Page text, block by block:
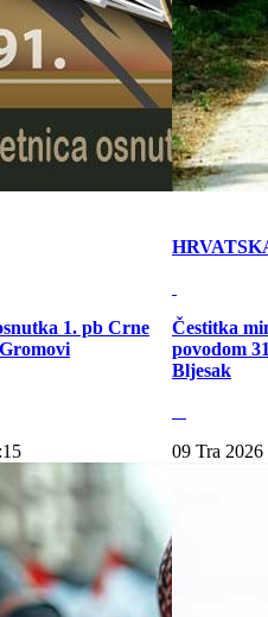
1. pb Crne
Čestitka
povodom
Bljesak
09 Tra 2026